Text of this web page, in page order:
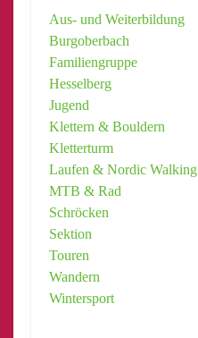
Aus- und Weiterbildung
Burgoberbach
Familiengruppe
Hesselberg
Jugend
Klettern & Bouldern
Kletterturm
Laufen & Nordic Walking
MTB & Rad
Schröcken
Sektion
Touren
Wandern
Wintersport